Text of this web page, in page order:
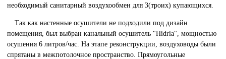
необходимый санитарный воздухообмен для 3(троих) купающихся.
Так как настенные осушители не подходили под дизайн
помещения, был выбран канальный осушитель "Hidria", мощностью
осушения 6 литров/час. На этапе реконструкции, воздуховоды были
спрятаны в межпотолочное пространство. Прямоугольные